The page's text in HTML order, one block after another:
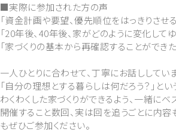
■実際に参加された方の声
「資金計画や要望、優先順位をはっきりさ
「20年後、40年後、家がどのように変化して
「家づくりの基本から再確認することができた
一人ひとりに合わせて、丁寧にお話ししていま
「自分の理想とする暮らしは何だろう？」と
わくわくした家づくりができるよう、一緒にベ
開催すること数回、実は回を追うごとに内容
もぜひご参加ください。